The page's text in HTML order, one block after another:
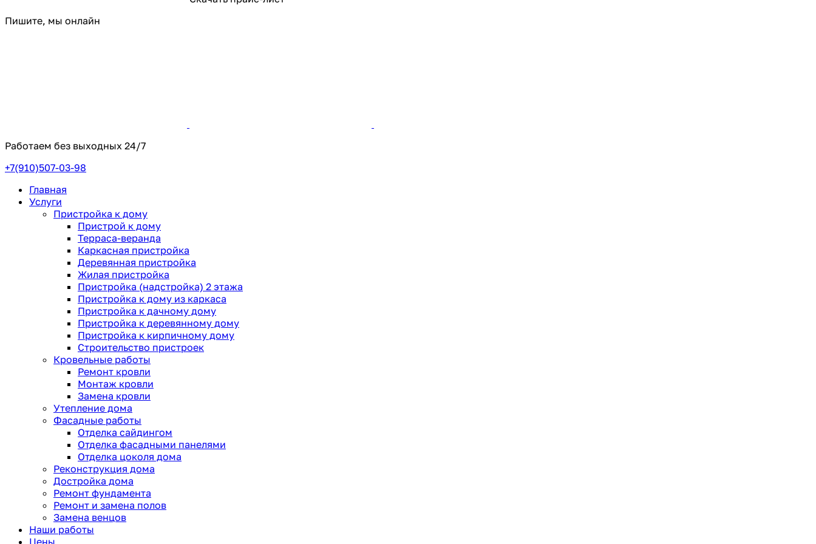
Пишите, мы онлайн
Работаем без выходных 24/7
+7(910)507-03-98
Главная
Услуги
Пристройка к дому
Пристрой к дому
Терраса-веранда
Каркасная пристройка
Деревянная пристройка
Жилая пристройка
Пристройка (надстройка) 2 этажа
Пристройка к дому из каркаса
Пристройка к дачному дому
Пристройка к деревянному дому
Пристройка к кирпичному дому
Строительство пристроек
Кровельные работы
Ремонт кровли
Монтаж кровли
Замена кровли
Утепление дома
Фасадные работы
Отделка сайдингом
Отделка фасадными панелями
Отделка цоколя дома
Реконструкция дома
Достройка дома
Ремонт фундамента
Ремонт и замена полов
Замена венцов
Наши работы
Цены